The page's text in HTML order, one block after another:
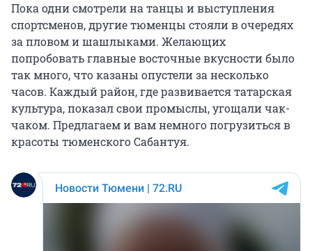
Пока одни смотрели на танцы и выступления
спортсменов, другие тюменцы стояли в очередях
за пловом и шашлыками. Желающих
попробовать главные восточные вкусности было
так много, что казаны опустели за несколько
часов. Каждый район, где развивается татарская
культура, показал свои промыслы, угощали чак-
чаком. Предлагаем и вам немного погрузиться в
красоты тюменского Сабантуя.